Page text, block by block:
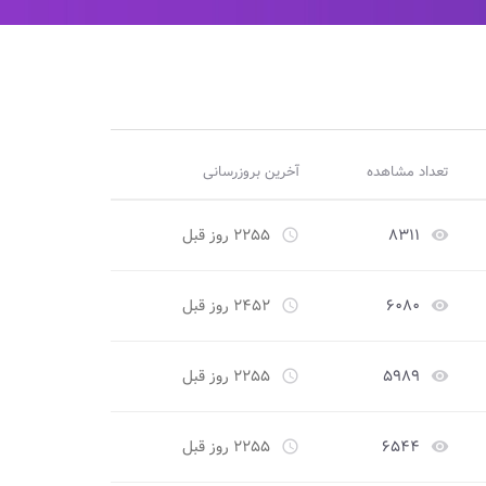
تعداد مشاهده آخرین بروزرسانی
remove_red_eye ۸۳۱۱ access_time ۲۲۵۵ روز قبل
remove_red_eye ۶۰۸۰ access_time ۲۴۵۲ روز قبل
remove_red_eye ۵۹۸۹ access_time ۲۲۵۵ روز قبل
remove_red_eye ۶۵۴۴ access_time ۲۲۵۵ روز قبل